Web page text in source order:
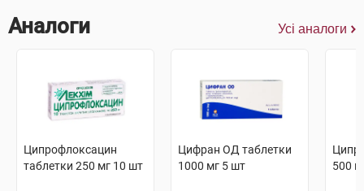
Аналоги Усі аналоги
Ципрофлоксацин
таблетки 250 мг 10 шт
Цифран ОД таблетки
1000 мг 5 шт
500